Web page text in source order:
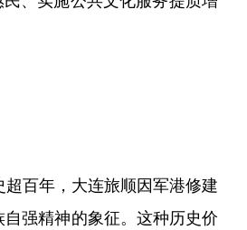
百年，大连旅顺因军港修建
强精神的象征。这种历史价